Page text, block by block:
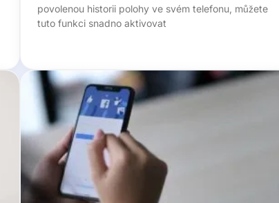
povolenou historii polohy ve svém telefonu, můžete
tuto funkci snadno aktivovat